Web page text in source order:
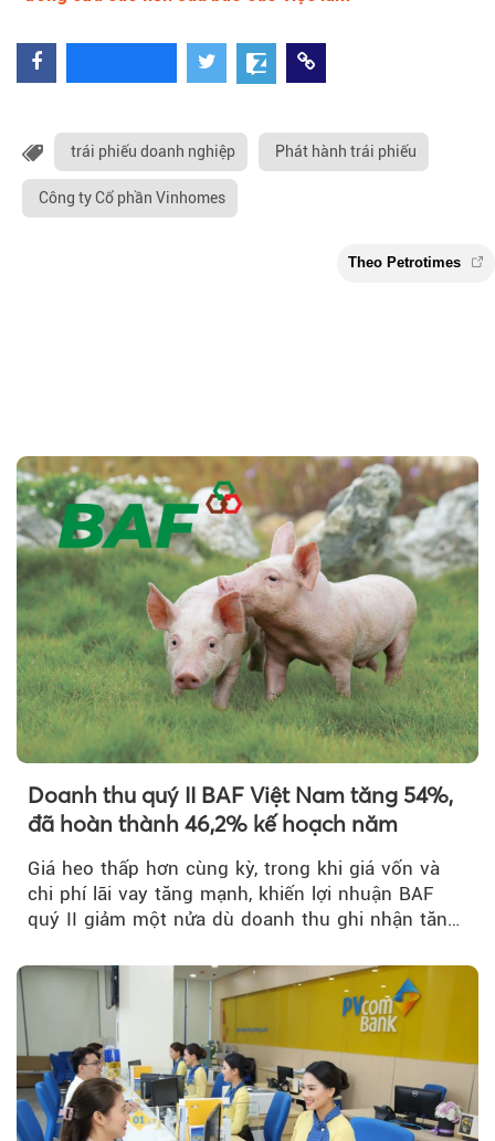
trái phiếu doanh nghiệp Phát hành trái phiếu
Công ty Cổ phần Vinhomes
Theo
Doanh thu quý II BAF Việt Nam tăng 54%,
đã hoàn thành 46,2% kế hoạch năm
Giá heo thấp hơn cùng kỳ, trong khi giá vốn và
chi phí lãi vay tăng mạnh, khiến lợi nhuận BAF
quý II giảm một nửa dù doanh thu ghi nhận tăng